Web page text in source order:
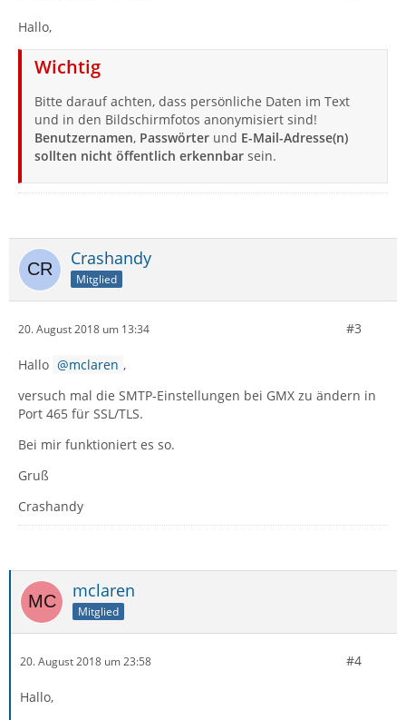
Hallo,
Wichtig
Bitte darauf achten, dass persönliche Daten im Text
und in den Bildschirmfotos anonymisiert sind!
Benutzernamen, Passwörter und E-Mail-Adresse(n)
sollten nicht öffentlich erkennbar sein.
Crashandy
Mitglied
20. August 2018 um 13:34 #3
Hallo mclaren ,
versuch mal die SMTP-Einstellungen bei GMX zu ändern in
Port 465 für SSL/TLS.
Bei mir funktioniert es so.
Gruß
Crashandy
mclaren
Mitglied
20. August 2018 um 23:58 #4
Hallo,